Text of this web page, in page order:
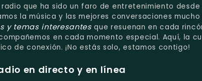
radio que ha sido un faro de entretenimiento desde
la música y las mejores conversaciones mucho
y temas interesantes que resuenan en cada
en cada momento especial. Aquí, la
de conexión. ¡No estás solo, estamos contigo!
en directo y en línea